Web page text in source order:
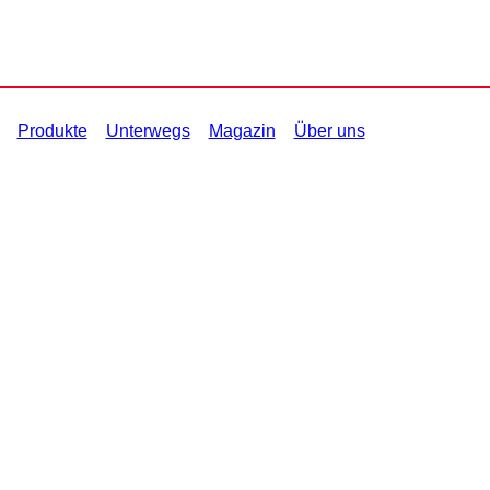
Produkte
Unterwegs
Magazin
Über uns